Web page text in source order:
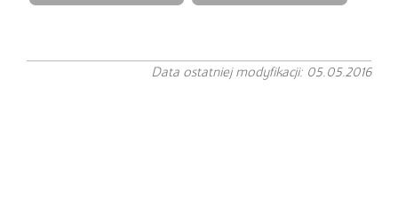
Data ostatniej modyfikacji: 05.05.2016